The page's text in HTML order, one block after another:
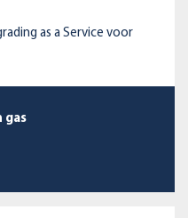
as a Service voor
gas